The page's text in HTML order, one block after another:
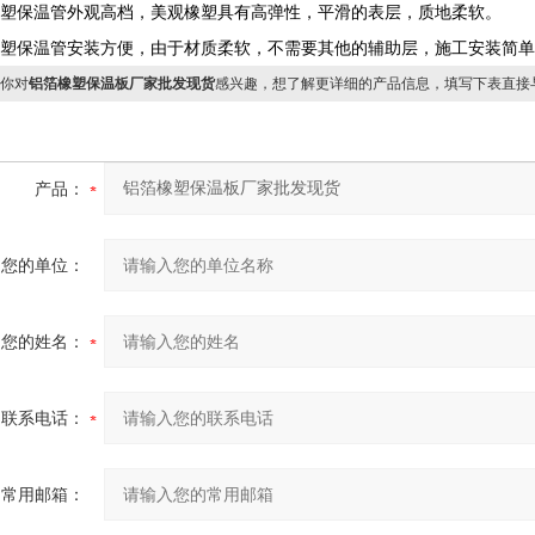
保温管外观高档，美观橡塑具有高弹性，平滑的表层，质地柔软。
保温管安装方便，由于材质柔软，不需要其他的辅助层，施工安装简单
对铝箔橡塑保温板厂家批发现货感兴趣，想了解更详细的产品信息，填写下表直接
产品：
您的单位：
您的姓名：
联系电话：
常用邮箱：